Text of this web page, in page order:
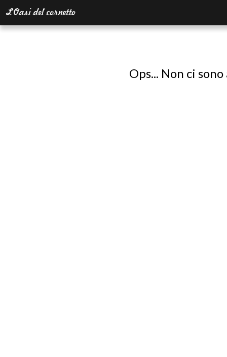
Ops... Non ci